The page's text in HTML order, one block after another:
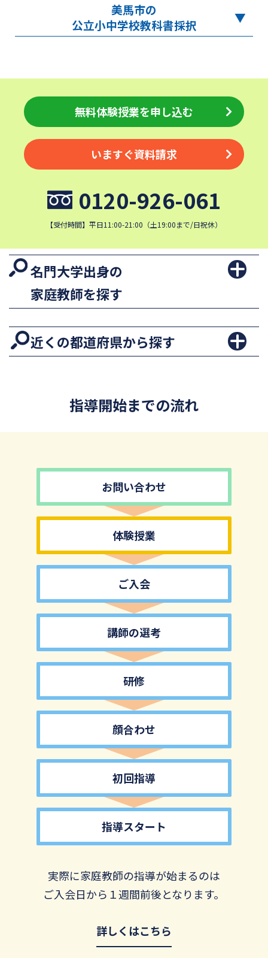
美馬市の
公立小中学校教科書採択
無料体験授業を申し込む
いますぐ資料請求
0120-926-061
【受付時間】平日11:00-21:00（土19:00まで/日祝休）
名門大学出身の
家庭教師を探す
近くの都道府県から探す
指導開始までの流れ
お問い合わせ
体験授業
ご入会
講師の選考
研修
顔合わせ
初回指導
指導スタート
実際に家庭教師の指導が始まるのは
ご入会日から１週間前後となります。
詳しくはこちら